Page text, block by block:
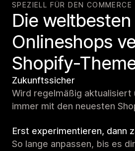
SPEZIELL FÜR DEN COMMERCE
Die weltbesten
Onlineshops
Shopify-
Zukunftssicher
Wird regelmäßig aktualisiert
immer mit den neuesten
Erst experimentieren, dann
So lange anpassen, bis es